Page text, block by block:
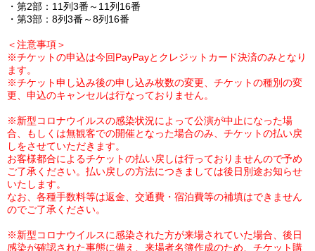
・第2部：11列3番～11列16番
・第3部：8列3番～8列16番
＜注意事項＞
※チケットの申込は今回PayPayとクレジットカード決済のみとなり
ます。
※チケット申し込み後の申し込み枚数の変更、チケットの種別の変
更、申込のキャンセルは行なっておりません。
※新型コロナウイルスの感染状況によって公演が中止になった場
合、もしくは無観客での開催となった場合のみ、チケットの払い戻
しをさせていただきます。
お客様都合によるチケットの払い戻しは行っておりませんので予め
ご了承ください。払い戻しの方法につきましては後日別途お知らせ
いたします。
なお、各種手数料等は返金、交通費・宿泊費等の補填はできません
のでご了承ください。
※新型コロナウイルスに感染された方が来場されていた場合、後日
感染が確認された事態に備え、来場者名簿作成のため、 チケット購